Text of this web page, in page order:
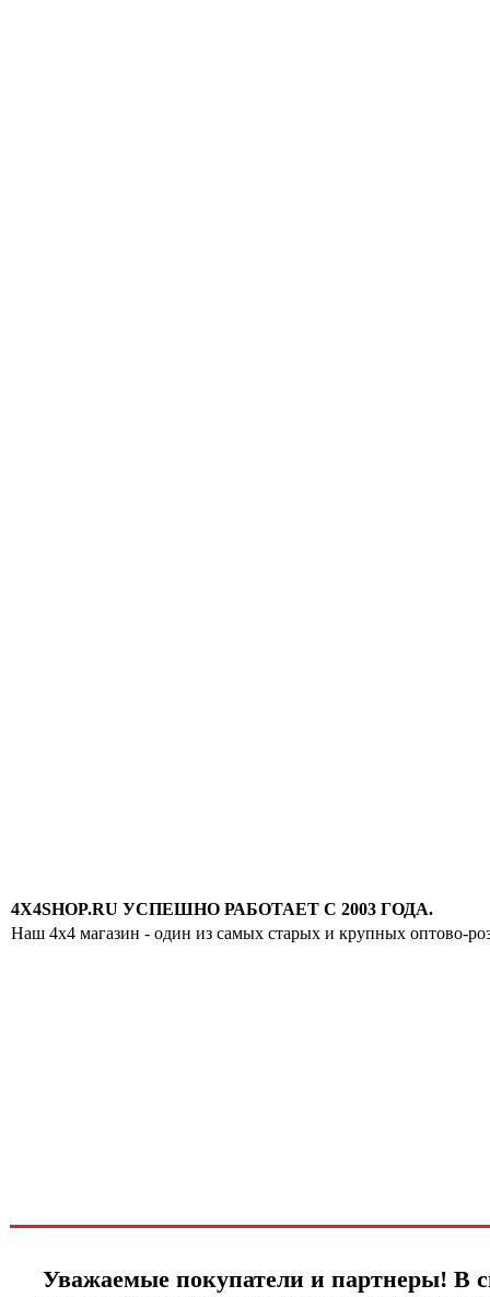
4X4SHOP.RU УСПЕШНО РАБОТАЕТ С 2003 ГОДА.
Наш 4x4 магазин - один из самых старых и крупных оптово-
Уважаемые покупатели и партнеры! В